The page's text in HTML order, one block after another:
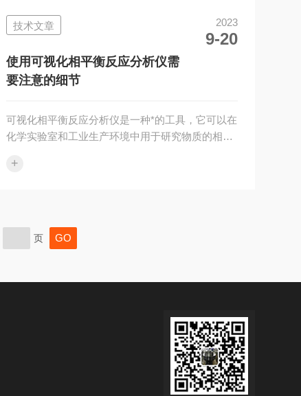
控制加热、冷却等过程。2、使用者需要确保安全
阀、排放装置、检测仪器等各项设备完好无损并正
常运行。在开始工作前，必须对设备进行全面检
查，并解决发现的任何问题。3、在进行高温高压...
技术文章 2023
9-20
使用可视化相平衡反应分析仪需
要注意的细节
可视化相平衡反应分析仪是一种*的工具，它可以在
化学实验室和工业生产环境中用于研究物质的相平
以确保其准确性和可靠性。以下是使用可视化相平
商的指南清洗和准备工作室，以及根据需要调整温
度和压力控制。2、样品的准备：样品的准备也是
量之前没有受到污染。此外，所有的称量都...
+
页